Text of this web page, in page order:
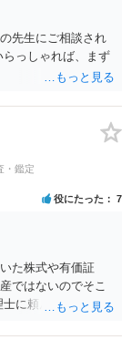
合いが出来ない／
さん間の事情やい
から見てそれは違
くとよいです。 そ
どのように遺産を
いと思うことは、遺
むことだと考えま
裁判所や調停委員
先生にご相談され
っしゃれば、まず
・鑑定
役にたった 7
た株式や有価証
ではないのでそこ
に頼んでも守秘義
手続きを使って銀